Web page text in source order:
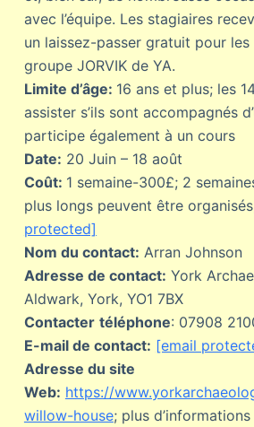
avec l’équipe. Les stagiaires
un laissez-passer gratuit pour
groupe JORVIK de YA.
Limite d’âge: 16 ans et plus; les
assister s’ils sont accompagnés
participe également à un cours
Date: 20 Juin – 18 août
Coût: 1 semaine-300£; 2
plus longs peuvent être
protected]
Nom du contact: Arran Johnson
Adresse de contact: York
Aldwark, York, YO1 7BX
Contacter téléphone: 07908
E-mail de contact: [email
Adresse du site
Web: https://
willow-house; plus d’informations